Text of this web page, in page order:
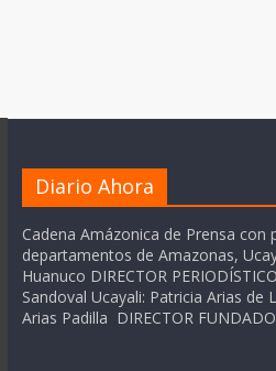
Diario Ahora
Cadena Amázonica de Prensa con
departamentos de Amazonas,
Huanuco DIRECTOR
Sandoval Ucayali: Patricia Arias de
Arias Padilla DIRECTOR